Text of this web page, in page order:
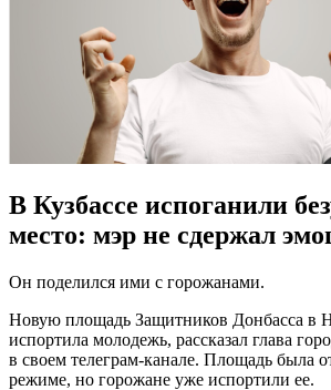
В Кузбассе испоганили
место: мэр не сдержал
Он поделился ими с горожанами.
Новую площадь Защитников Донбасса в
испортила молодежь, рассказал глава
в своем телеграм-канале. Площадь была
режиме, но горожане уже испортили ее.